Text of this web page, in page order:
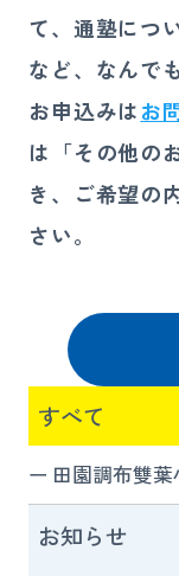
すべて
田園調布雙
お知らせ
て、通塾につ
など、なんで
お申込みはお
は「その他の
き、ご希望の
さい。